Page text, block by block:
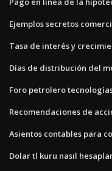
Ejemplos secretos
Tasa de interés y
Días de distribución del
Foro petrolero
Recomendaciones de
Asientos contables para
Dolar tl kuru nasıl